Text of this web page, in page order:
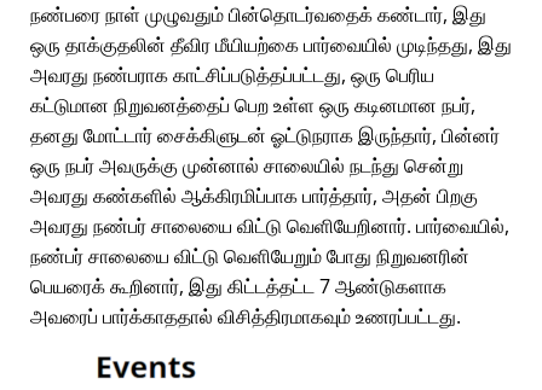
நண்பரை நாள் முழுவதும் பின்தொடர்வதைக் கண்டார், இது
ஒரு தாக்குதலின் தீவிர மீயியற்கை பார்வையில் முடிந்தது, இது
அவரது நண்பராக காட்சிப்படுத்தப்பட்டது, ஒரு பெரிய
கட்டுமான நிறுவனத்தைப் பெற உள்ள ஒரு கடினமான நபர்,
தனது மோட்டார் சைக்கிளுடன் ஓட்டுநராக இருந்தார், பின்னர்
ஒரு நபர் அவருக்கு முன்னால் சாலையில் நடந்து சென்று
அவரது கண்களில் ஆக்கிரமிப்பாக பார்த்தார், அதன் பிறகு
அவரது நண்பர் சாலையை விட்டு வெளியேறினார். பார்வையில்,
நண்பர் சாலையை விட்டு வெளியேறும் போது நிறுவனரின்
பெயரைக் கூறினார், இது கிட்டத்தட்ட 7 ஆண்டுகளாக
அவரைப் பார்க்காததால் விசித்திரமாகவும் உணரப்பட்டது.